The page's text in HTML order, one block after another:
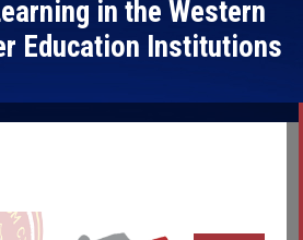
in the Western
Education Institutions
ponuđača za javnu nabavku
za potrebe Univerziteta u Istočnom
and Facilitating
Learning in the Western Balkans’